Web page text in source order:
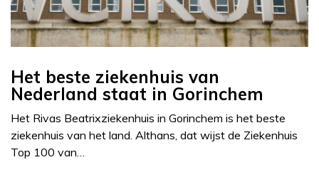
Het beste ziekenhuis van
Nederland staat in Gorinchem
Het Rivas Beatrixziekenhuis in Gorinchem is het beste
ziekenhuis van het land. Althans, dat wijst de Ziekenhuis
Top 100 van…